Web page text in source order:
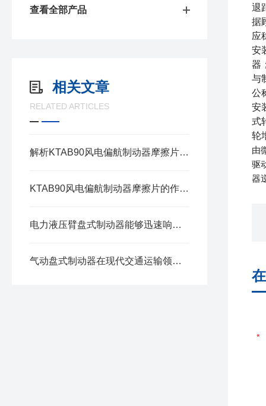
查看全部产品
相关文章
RELATED ARTICLES
解析KTAB90风电偏航制动器摩擦片的工作原理与性能优势
KTAB90风电偏航制动器摩擦片的作用是什么?
电力液压臂盘式制动器能够迅速响应制动信号并采取行动
气动盘式制动器在现代交通运输领域中得到了广泛的应用
退
据
应
安
器
与
公
安
式
轮
由
驱
器